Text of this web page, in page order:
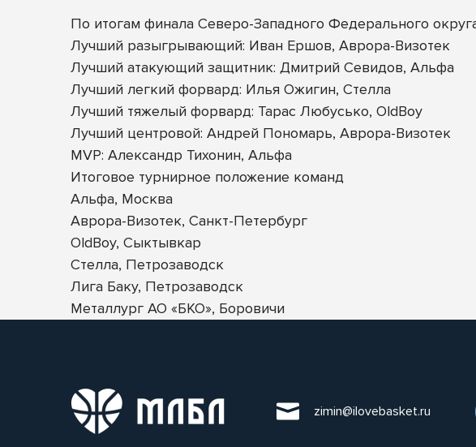
По итогам финала Северо-Западного Федерального
Лучший разыгрывающий: Иван Ершов, Аврора-Визотек
Лучший атакующий защитник: Дмитрий Севидов, Альфа
Лучший легкий форвард: Илья Ожигин, Стелла
Лучший тяжелый форвард: Тарас Любусько, OldBoy
Лучший центровой: Андрей Пономарь, Аврора-Визотек
MVP: Александр Тихонин, Альфа
Итоговое турнирное положение команд
Альфа, Москва
Аврора-Визотек, Санкт-Петербург
OldBoy, Сыктывкар
Стелла, Петрозаводск
Лига Баку, Петрозаводск
Металлург АО «БКО», Боровичи
zimin@ilovebasket.ru